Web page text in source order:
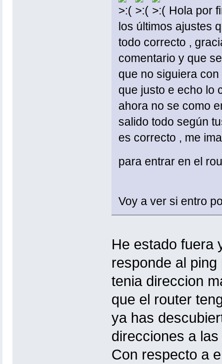
Hola por
los últimos ajustes
todo correcto ,
comentario y que
que no siguiera
que justo e echo lo
ahora no se como
salido todo según
es correcto , me
para entrar en el
Voy a ver si entro
He estado fuera
responde al
tenia direccion
que el router
ya has
direcciones a
Con respecto a